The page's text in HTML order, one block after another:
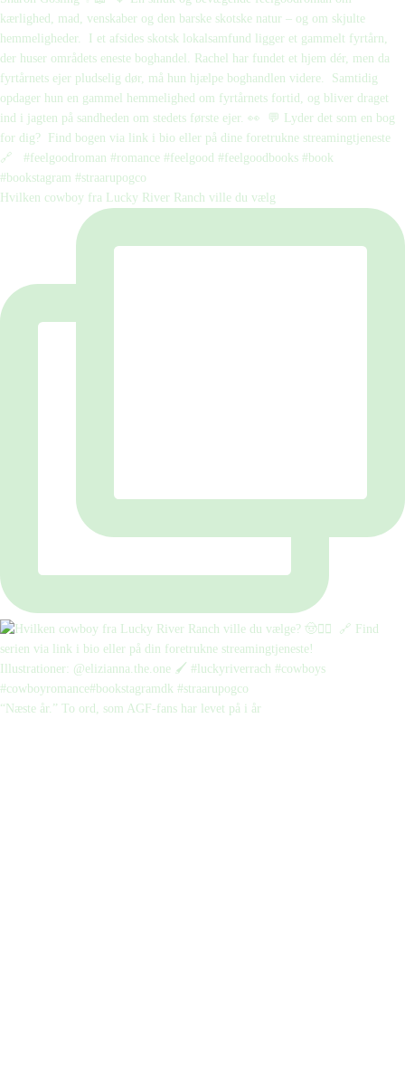
Hvilken cowboy fra Lucky River Ranch ville du vælg
“Næste år.” To ord, som AGF-fans har levet på i år